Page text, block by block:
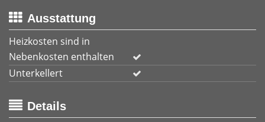
Ausstattung
Heizkosten sind in
Nebenkosten enthalten
Unterkellert
Details